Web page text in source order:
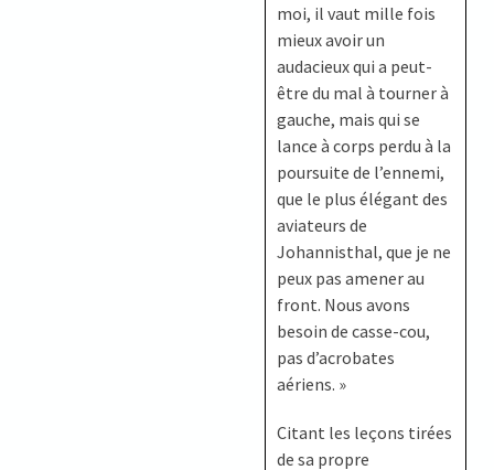
moi, il vaut mille fois
mieux avoir un
audacieux qui a peut-
être du mal à tourner à
gauche, mais qui se
lance à corps perdu à la
poursuite de l’ennemi,
que le plus élégant des
aviateurs de
Johannisthal, que je ne
peux pas amener au
front. Nous avons
besoin de casse-cou,
pas d’acrobates
aériens. »
Citant les leçons tirées
de sa propre